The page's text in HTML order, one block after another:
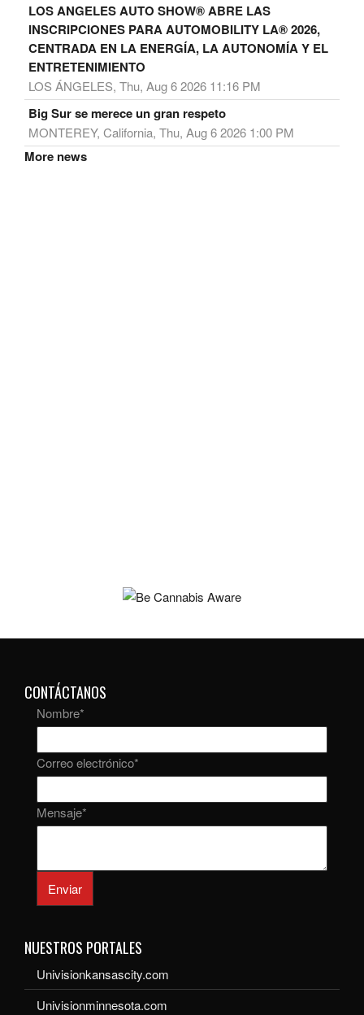
LOS ANGELES AUTO SHOW® ABRE LAS
INSCRIPCIONES PARA AUTOMOBILITY LA® 2026,
CENTRADA EN LA ENERGÍA, LA AUTONOMÍA Y EL
ENTRETENIMIENTO
LOS ÁNGELES, Thu, Aug 6 2026 11:16 PM
Big Sur se merece un gran respeto
MONTEREY, California, Thu, Aug 6 2026 1:00 PM
More news
CONTÁCTANOS
Nombre*
Correo electrónico*
Mensaje*
Enviar
NUESTROS PORTALES
Univisionkansascity.com
Univisionminnesota.com